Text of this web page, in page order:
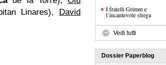
Linares), David
I fratelli Grimm e
l’incantevole strega
Vedi tutti
Dossier Paperblog